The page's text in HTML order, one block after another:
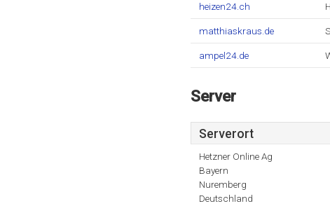
heizen24.ch
matthiaskraus.de
ampel24.de
Server
Serverort
Hetzner Online Ag
Bayern
Nuremberg
Deutschland